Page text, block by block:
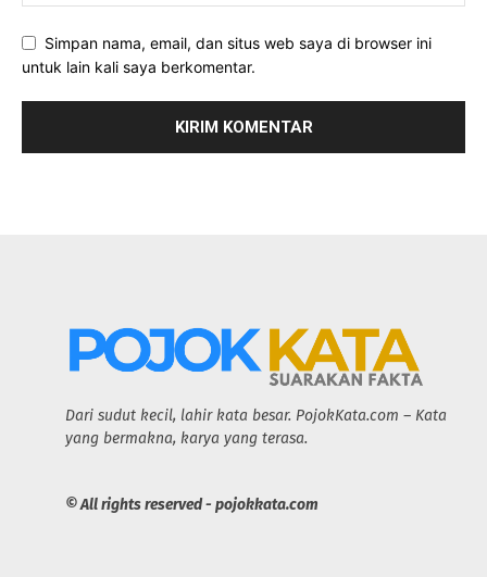
Simpan nama, email, dan situs web saya di browser ini
untuk lain kali saya berkomentar.
Dari sudut kecil, lahir kata besar. PojokKata.com – Kata
yang bermakna, karya yang terasa.
© All rights reserved - pojokkata.com